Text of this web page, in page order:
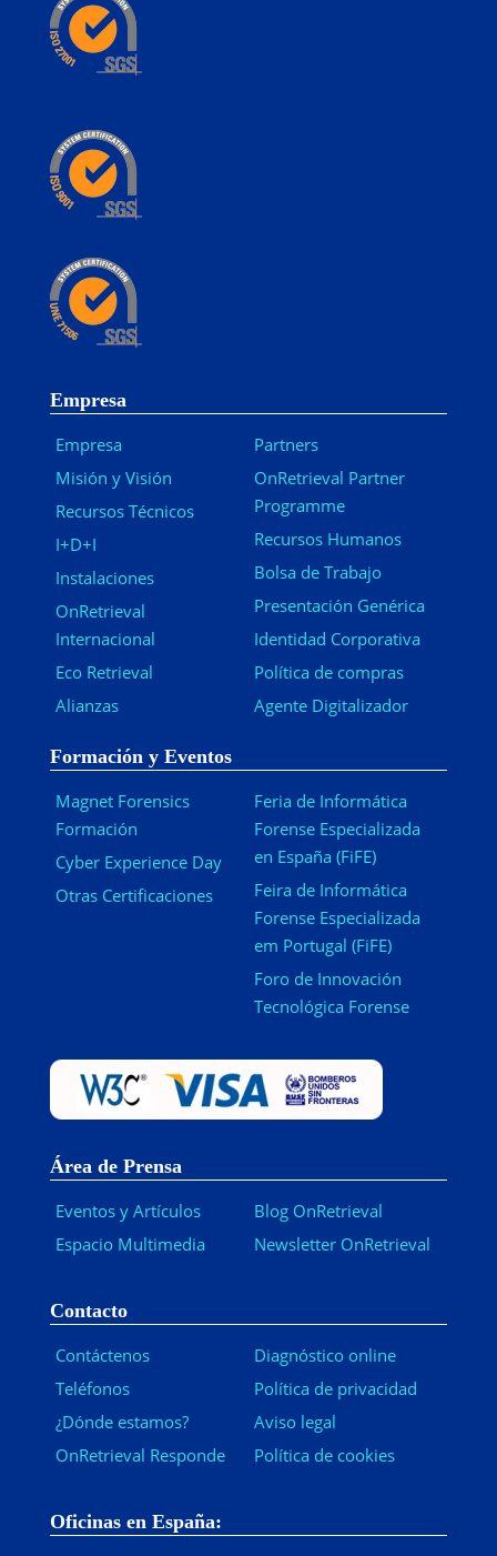
Empresa
Empresa
Misión y Visión
Recursos Técnicos
I+D+I
Instalaciones
OnRetrieval
Internacional
Eco Retrieval
Alianzas
Partners
OnRetrieval Partner
Programme
Recursos Humanos
Bolsa de Trabajo
Presentación Genérica
Identidad Corporativa
Política de compras
Agente Digitalizador
Formación y Eventos
Magnet Forensics
Formación
Cyber Experience Day
Otras Certificaciones
Feria de Informática
Forense Especializada
en España (FiFE)
Feira de Informática
Forense Especializada
em Portugal (FiFE)
Foro de Innovación
Tecnológica Forense
Área de Prensa
Eventos y Artículos
Espacio Multimedia
Blog OnRetrieval
Newsletter OnRetrieval
Contacto
Contáctenos
Teléfonos
¿Dónde estamos?
OnRetrieval Responde
Diagnóstico online
Política de privacidad
Aviso legal
Política de cookies
Oficinas en España: